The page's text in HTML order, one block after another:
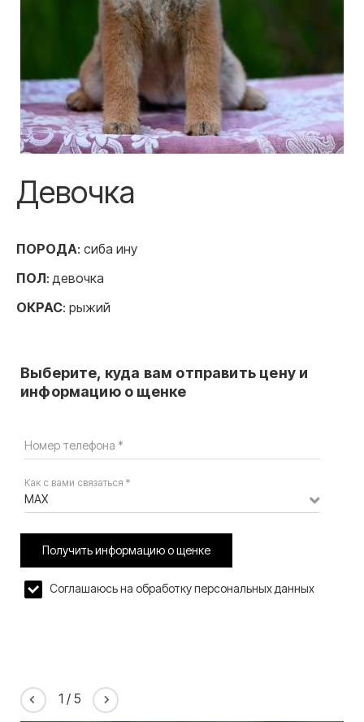
Девочка
ПОРОДА: сиба ину
ПОЛ: девочка
ОКРАС: рыжий
Выберите, куда вам отправить цену и
информацию о щенке
Номер телефона *
Как с вами связаться *
MAX
Получить информацию о щенке
Соглашаюсь на обработку персональных данных
1 / 5